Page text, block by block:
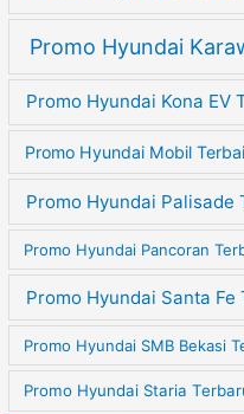
Promo Hyundai
Promo Hyundai Kona EV
Promo Hyundai Mobil
Promo Hyundai Palisade
Promo Hyundai Pancoran
Promo Hyundai Santa Fe
Promo Hyundai SMB Bekasi
Promo Hyundai Staria